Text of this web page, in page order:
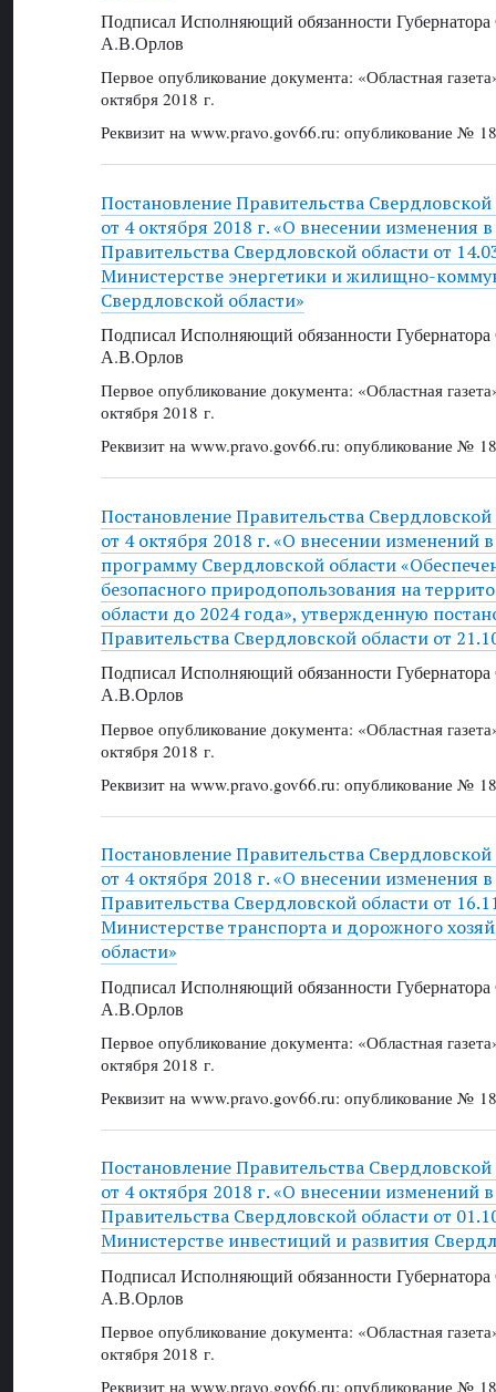
Подписал Исполняющий обязанности Губернатора
А.В.Орлов
Первое опубликование документа: «Областная
октября 2018 г.
Реквизит на www.pravo.gov66.ru: опубликование №
Постановление Правительства
от 4 октября 2018 г. «О внесении изменения
Правительства Свердловской области от
Министерстве энергетики и жилищно-
Свердловской области»
Подписал Исполняющий обязанности Губернатора
А.В.Орлов
Первое опубликование документа: «Областная
октября 2018 г.
Реквизит на www.pravo.gov66.ru: опубликование №
Постановление Правительства
от 4 октября 2018 г. «О внесении изменений
программу Свердловской области
безопасного природопользования на
области до 2024 года», утвержденную
Правительства Свердловской области от
Подписал Исполняющий обязанности Губернатора
А.В.Орлов
Первое опубликование документа: «Областная
октября 2018 г.
Реквизит на www.pravo.gov66.ru: опубликование №
Постановление Правительства
от 4 октября 2018 г. «О внесении изменения
Правительства Свердловской области от
Министерстве транспорта и дорожного
области»
Подписал Исполняющий обязанности Губернатора
А.В.Орлов
Первое опубликование документа: «Областная
октября 2018 г.
Реквизит на www.pravo.gov66.ru: опубликование №
Постановление Правительства
от 4 октября 2018 г. «О внесении изменений
Правительства Свердловской области от
Министерстве инвестиций и развития
Подписал Исполняющий обязанности Губернатора
А.В.Орлов
Первое опубликование документа: «Областная
октября 2018 г.
Реквизит на www.pravo.gov66.ru: опубликование №